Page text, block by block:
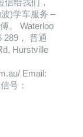
给我们，
)学车服务 –
。 Waterloo
， 普通
Hurstville
Email:
号：